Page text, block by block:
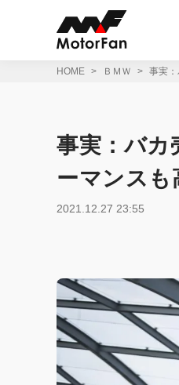
HOME ＢＭＷ 事実
事実：バカ
ーマンスも
2021.12.27 23:55